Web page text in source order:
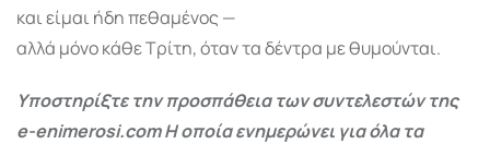
και είμαι ήδη πεθαμένος —
αλλά μόνο κάθε Τρίτη, όταν τα δέντρα με θυμούνται.
Υποστηρίξτε την προσπάθεια των συντελεστών της
e-enimerosi.com Η οποία ενημερώνει για όλα τα